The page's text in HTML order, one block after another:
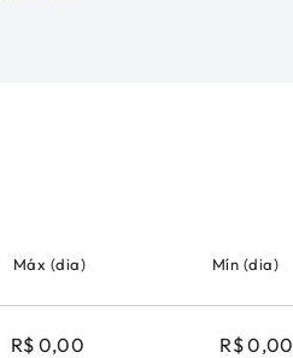
Máx (dia) Mín (dia)
R$ 0,00 R$ 0,00